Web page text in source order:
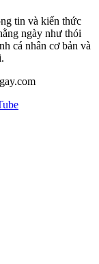
tin và kiến thức
ngày như thói
cá nhân cơ bản và